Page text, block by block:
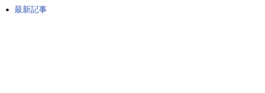
最新記事